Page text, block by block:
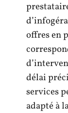
offres en
délai
services
adapté à